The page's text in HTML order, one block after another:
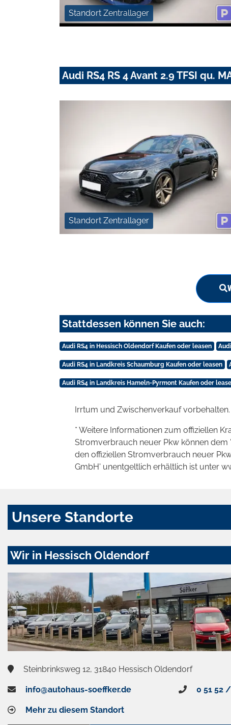
Standort Zentrallager
Audi RS4 RS 4 Avant 2.9 TFSI qu.
Standort Zentrallager
Stattdessen können Sie auch:
Audi RS4 in Hessisch Oldendorf Kaufen oder leasen
Audi RS4 in Landkreis Schaumburg Kaufen oder leasen
Audi RS4 in Landkreis Hameln-Pyrmont Kaufen oder
Irrtum und Zwischenverkauf vorbehalten.
* Weitere Informationen zum offiziellen
Stromverbrauch neuer Pkw können dem
den offiziellen Stromverbrauch neuer
GmbH' unentgeltlich erhältlich ist unter
Unsere Standorte
Wir in Hessisch Oldendorf
Steinbrinksweg 12, 31840 Hessisch Oldendorf
info@autohaus-soeffker.de 0 51 52
Mehr zu diesem Standort